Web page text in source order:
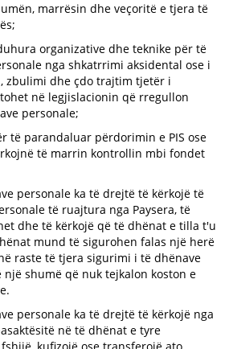
marrësin dhe veçoritë e tjera të
organizative dhe teknike për të
nga shkatrrimi aksidental ose i
zbulimi dhe çdo trajtim tjetër i
në legjislacionin që rregullon
personale;
të parandaluar përdorimin e PIS ose
të marrin kontrollin mbi fondet
personale ka të drejtë të kërkojë të
të ruajtura nga Paysera, të
dhe të kërkojë që të dhënat e tilla t'u
mund të sigurohen falas një herë
raste të tjera sigurimi i të dhënave
shumë që nuk tejkalon koston e
personale ka të drejtë të kërkojë nga
në të dhënat e tyre